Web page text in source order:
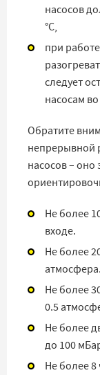
насосов
°C,
при
следует
насосам
Обратите
непрерывной
насосов – оно
Не более
входе.
Не более
атмосфера.
Не более
0.5
Не более
до 100
Не более 8